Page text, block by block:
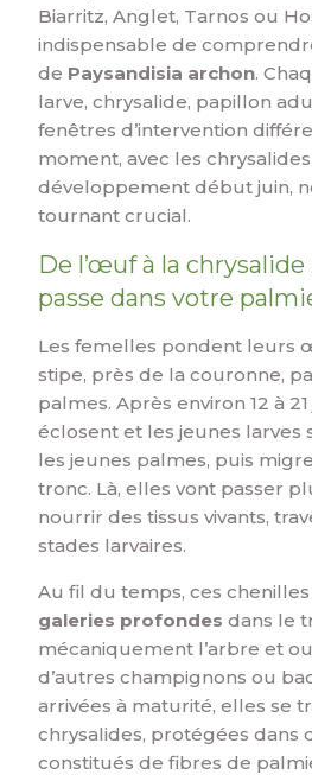
Biarritz, Anglet, Tarnos ou
indispensable de
de Paysandisia archon.
larve, chrysalide, papillon
fenêtres d’intervention
moment, avec les
développement début juin,
tournant crucial.
De l’œuf à la chrysalide
passe dans votre
Les femelles pondent leurs
stipe, près de la couronne,
palmes. Après environ 12 à
éclosent et les jeunes larves
les jeunes palmes, puis
tronc. Là, elles vont passer
nourrir des tissus vivants,
stades larvaires.
Au fil du temps, ces
galeries profondes dans le
mécaniquement l’arbre et
d’autres champignons ou
arrivées à maturité, elles se
chrysalides, protégées dans
constitués de fibres de